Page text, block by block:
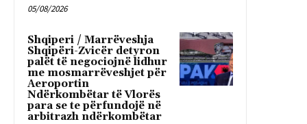
05/08/2026
Shqiperi / Marrëveshja
Shqipëri-Zvicër detyron
palët të negociojnë lidhur
me mosmarrëveshjet për
Aeroportin
Ndërkombëtar të Vlorës
para se te përfundojë në
arbitrazh ndërkombëtar